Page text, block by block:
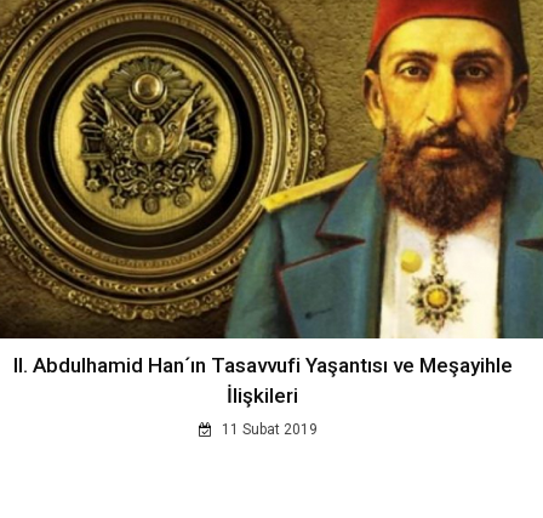
II. Abdulhamid Han´ın Tasavvufi Yaşantısı ve Meşayihle
İlişkileri
11 Subat 2019